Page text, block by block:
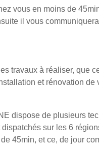
vous en moins de
il vous
travaux à réaliser, que
et rénovation de
dispose de plusieurs
sur les 6
45min, et ce, de jour